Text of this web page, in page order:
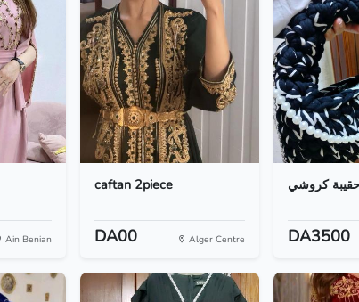
Ain Benian
caftan 2piece
DA00 Alger Centre
كروشي
DA3500